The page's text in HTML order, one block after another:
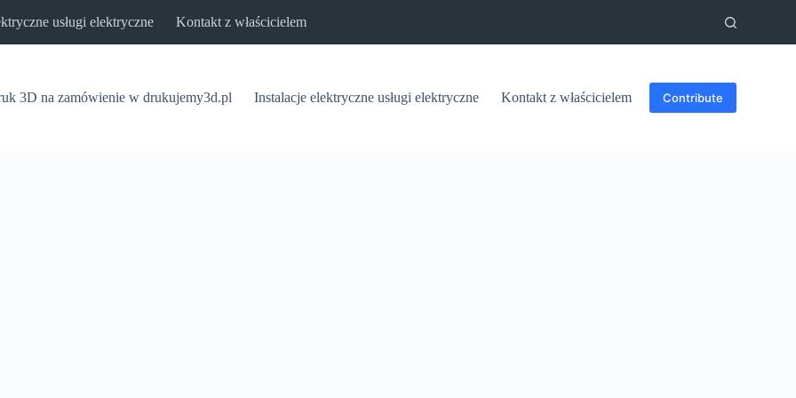
usługi elektryczne Kontakt z właścicielem
3D na zamówienie w drukujemy3d.pl Instalacje elektryczne usługi elektryczne Kontakt z właścicielem Contribute